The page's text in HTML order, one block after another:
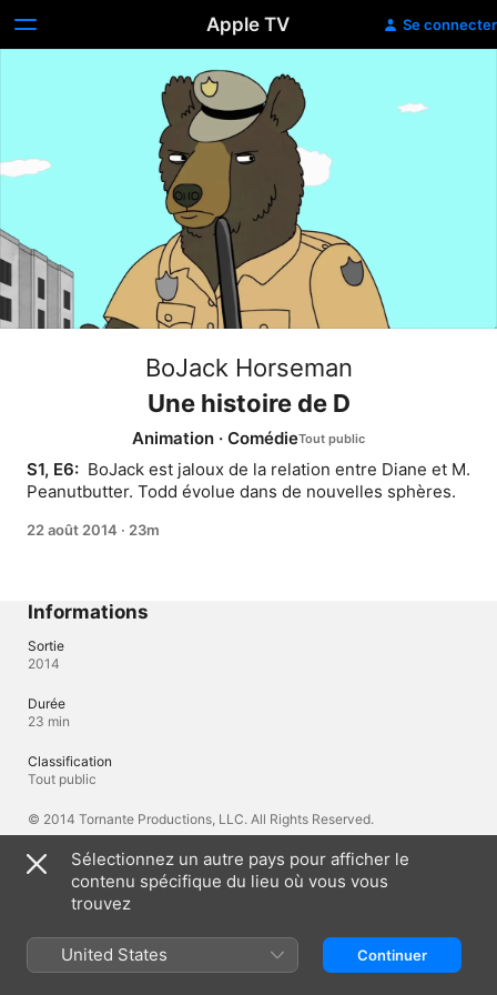
Apple TV Se connecter
BoJack Horseman​
Une histoire de D
Animation · Comédie
S1, E6: BoJack est jaloux de la relation entre Diane et M.
Peanutbutter. Todd évolue dans de nouvelles sphères.
22 août 2014 · 23m
Informations
Sortie
2014
Durée
23 min
Classification
Tout public
© 2014 Tornante Productions, LLC. All Rights Reserved.
Langues
Anglais
Sélectionnez un autre pays pour afficher le
contenu spécifique du lieu où vous vous
trouvez
United States Continuer